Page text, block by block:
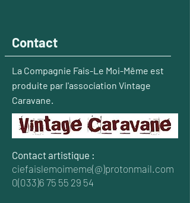
Contact
La Compagnie Fais-Le Moi-Même est
produite par l'association Vintage
Caravane.
Contact artistique :
ciefaislemoimeme(@)protonmail.com
0(033)6 75 55 29 54